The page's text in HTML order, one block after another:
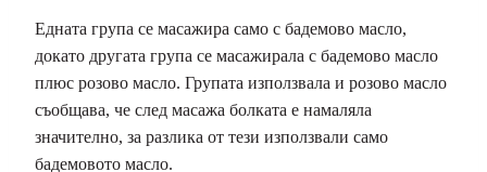
Едната група се масажира само с бадемово масло,
докато другата група се масажирала с бадемово масло
плюс розово масло. Групата използвала и розово масло
съобщава, че след масажа болката е намаляла
значително, за разлика от тези използвали само
бадемовото масло.